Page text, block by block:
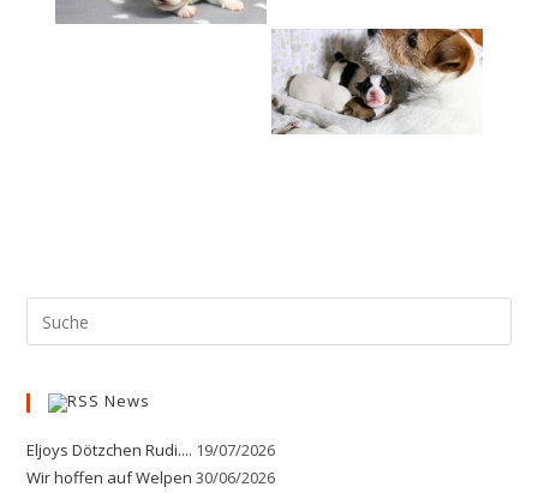
News
Eljoys Dötzchen Rudi.... 19/07/2026
Wir hoffen auf Welpen 30/06/2026